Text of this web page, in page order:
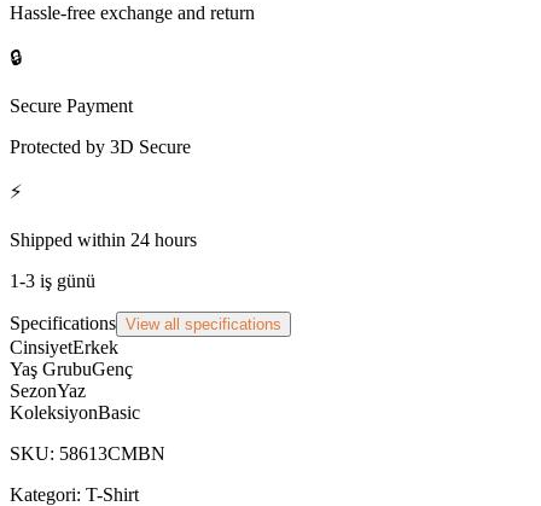
Hassle-free exchange and return
🔒
Secure Payment
Protected by 3D Secure
⚡
Shipped within 24 hours
1-3 iş günü
Specifications View all specifications
CinsiyetErkek
Yaş GrubuGenç
SezonYaz
KoleksiyonBasic
SKU: 58613CMBN
Kategori: T-Shirt